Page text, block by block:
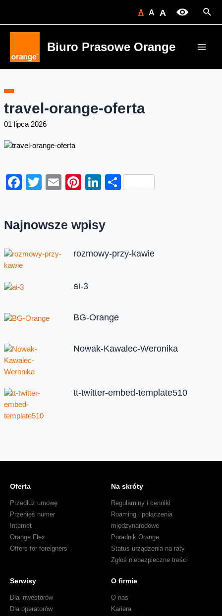
A A A
Biuro Prasowe Orange
travel-orange-oferta
01 lipca 2026
Facebook
Twitter
EmailPinterest
LinkedIn
Share
Najnowsze wpisy
rozmowy-przy-kawie
ai-3
BG-Orange
Nowak-Kawalec-Weronika
tt-twitter-embed-template510
Oferta
Przedłuż umowę
Przenieś numer
Internet
Orange Flex
Offers for foreigners
Na skróty
Regulaminy i cenniki
Roaming i połączenia
międzynarodowe
Poradnik Orange
Status urządzenia na raty
Zgłoś niebezpieczne treści
Serwisy
Dla inwestorów
Dla operatorów
O firmie
O nas
Kariera